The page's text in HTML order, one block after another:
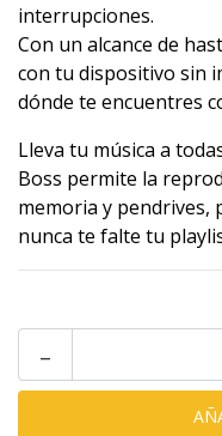
interrupciones.
Con un alcance de
con tu dispositivo sin
dónde te encuentres
Lleva tu música a
Boss permite la
memoria y pendrives,
nunca te falte tu
-